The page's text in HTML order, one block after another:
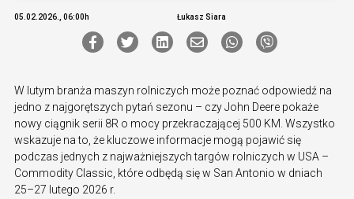
05.02.2026., 06:00h Łukasz Siara
W lutym branża maszyn rolniczych może poznać odpowiedź na
jedno z najgorętszych pytań sezonu – czy John Deere pokaże
nowy ciągnik serii 8R o mocy przekraczającej 500 KM. Wszystko
wskazuje na to, że kluczowe informacje mogą pojawić się
podczas jednych z najważniejszych targów rolniczych w USA –
Commodity Classic, które odbędą się w San Antonio w dniach
25–27 lutego 2026 r.